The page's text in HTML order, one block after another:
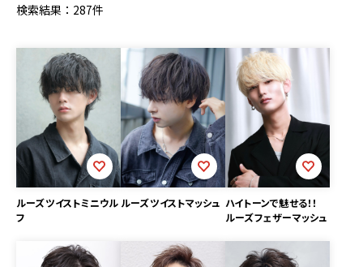
検索結果：287件
ルーズツイストミニウル
フ
ルーズツイストマッシュ ハイトーンで魅せる！！
ルーズフェザーマッシュ